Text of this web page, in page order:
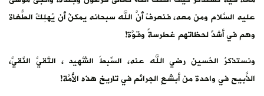
عليه السَّلام ومن معه، فنعرفُ أنَّ الله سبحانه يمكنُ أن يُهلِكُ الطُّغاة
وهم في أشدِّ لحظاتهم غطرسةً وقوَّة!
‏ونستذكرُ الحُسين رضي الله عنه، السِّبطَ الشَّهيد ، التَّقيَّ النَّقيَّ،
الذَّبيح في واحدة من أبشعِ الجرائم في تاريخ هذه الأُمَّة!